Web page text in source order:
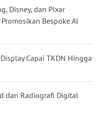
Disney, dan Pixar
Bespoke AI
Capai TKDN Hingga
dan Radiografi Digital